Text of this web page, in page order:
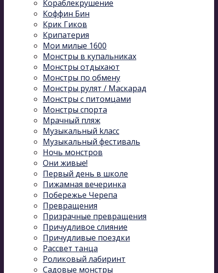
Кораблекрушение
Коффин Бин
Крик Гиков
Крипатерия
Мои милые 1600
Монстры в купальниках
Монстры отдыхают
Монстры по обмену
Монстры рулят / Маскарад
Монстры с питомцами
Монстры спорта
Мрачный пляж
Музыкальный kласс
Музыкальный фестиваль
Ночь монстров
Они живые!
Первый день в школе
Пижамная вечеринка
Побережье Черепа
Превращения
Призрачные превращения
Причудливое слияние
Причудливые поездки
Рассвет танца
Роликовый лабиринт
Садовые монстры